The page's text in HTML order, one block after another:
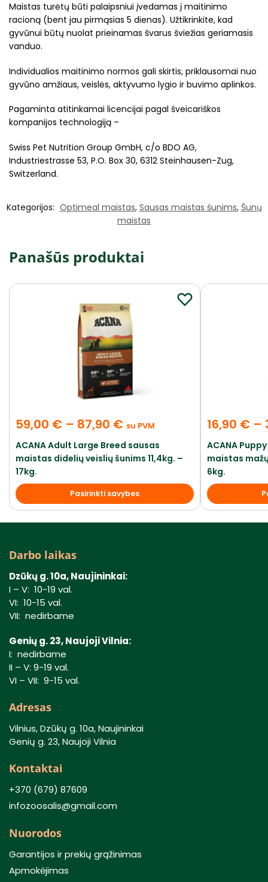
Maistas turėtų būti palaipsniui įvedamas į maitinimo
racioną (bent jau pirmąsias 5 dienas). Užtikrinkite, kad
gyvūnui būtų nuolat prieinamas švarus šviežias geriamasis
vanduo.
Individualios maitinimo normos gali skirtis, priklausomai nuo
gyvūno amžiaus, veislės, aktyvumo lygio ir buvimo aplinkos.
Pagaminta atitinkamai licencijai pagal šveicariškos
kompanijos technologiją –
Swiss Pet Nutrition Group GmbH, c/o BDO AG,
Industriestrasse 53, P.O. Box 30, 6312 Steinhausen-Zug,
Switzerland.
Kategorijos: Optimeal maistas, Sausas maistas šunims, Šunų
maistas
Panašūs produktai
59,00 € – 87,90 € su PVM
ACANA Adult Large Breed sausas
maistas didelių veislių šunims 11,4kg. –
17kg.
Pasirinkti savybes
16,90 € –
ACANA
maistas
6kg.
Darbo laikas
Dzūkų g. 10a, Naujininkai:
I – V: 10-19 val.
VI: 10-15 val.
VII: nedirbame
Genių g. 23, Naujoji Vilnia:
I: nedirbame
II – V: 9-19 val.
VI – VII: 9-15 val.
Adresas
Vilnius, Dzūkų g. 10a, Naujininkai
Genių g. 23, Naujoji Vilnia
Kontaktai
+370 (679) 87609
infozoosalis@gmail.com
Nuorodos
Garantijos ir prekių grąžinimas
Apmokėjimas